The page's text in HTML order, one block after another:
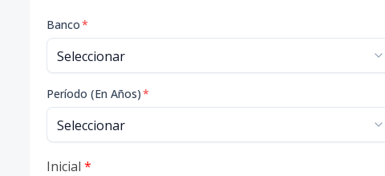
Banco*
Período (En Años)*
Inicial *